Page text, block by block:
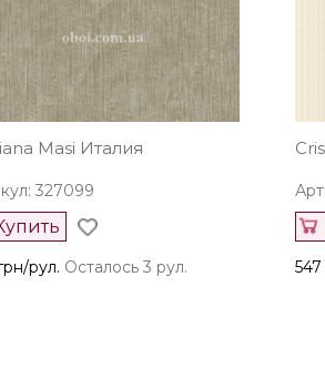
Masi Италия
327099
рул. Осталось 3 рул.